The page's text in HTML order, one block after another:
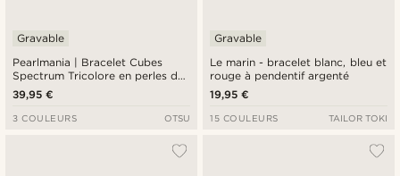
Pearlmania | Bracelet Cubes
Spectrum Tricolore en perles de
verre & acier inoxydable
Gravable
39,95 €
3 COULEURS OTSU
Le marin - bracelet blanc, bleu et
rouge à pendentif argenté
Gravable
19,95 €
15 COULEURS TAILOR TOKI